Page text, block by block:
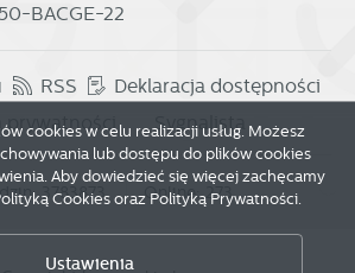
BACGE-22
RSS
Deklaracja dostępności
prywatności
Sygnalista
3783873 Online: 273
cookies w celu realizacji usług. Możesz
lub dostępu do plików cookies
Aby dowiedzieć się więcej zachęcamy
Cookies oraz Polityką Prywatności.
Ustawienia
Zapisz wybrane